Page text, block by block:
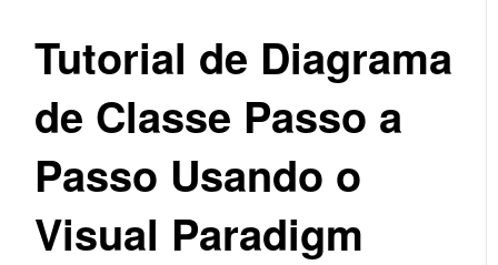
Tutorial de Diagrama
de Classe Passo a
Passo Usando o
Visual Paradigm